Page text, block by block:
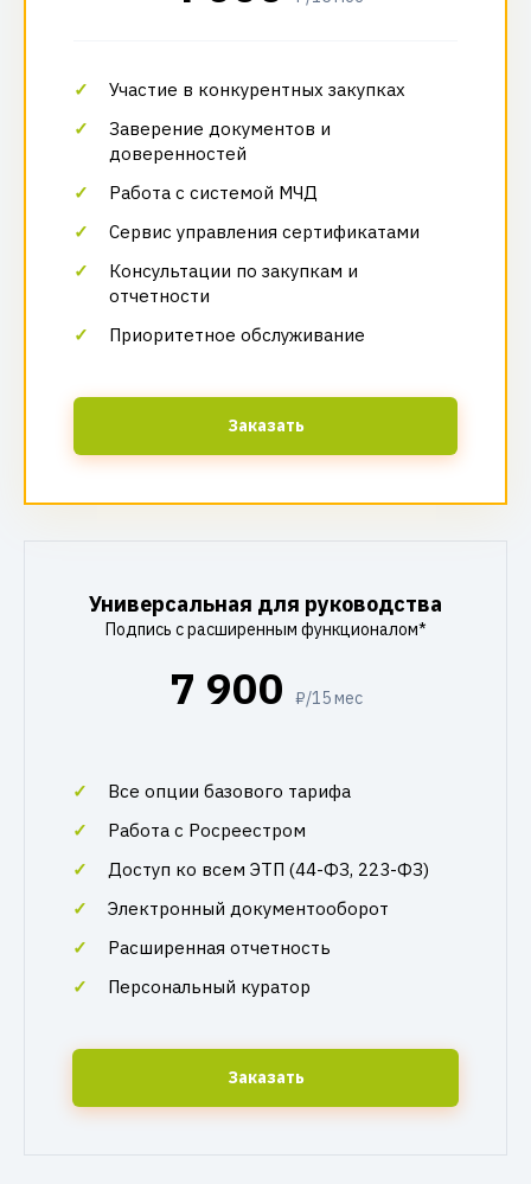
Участие в конкурентных закупках
Заверение документов и
доверенностей
Работа с системой МЧД
Сервис управления сертификатами
Консультации по закупкам и
отчетности
Приоритетное обслуживание
Заказать
Универсальная для руководства
Подпись с расширенным функционалом*
7 900 ₽/15 мес
Все опции базового тарифа
Работа с Росреестром
Доступ ко всем ЭТП (44-ФЗ, 223-ФЗ)
Электронный документооборот
Расширенная отчетность
Персональный куратор
Заказать